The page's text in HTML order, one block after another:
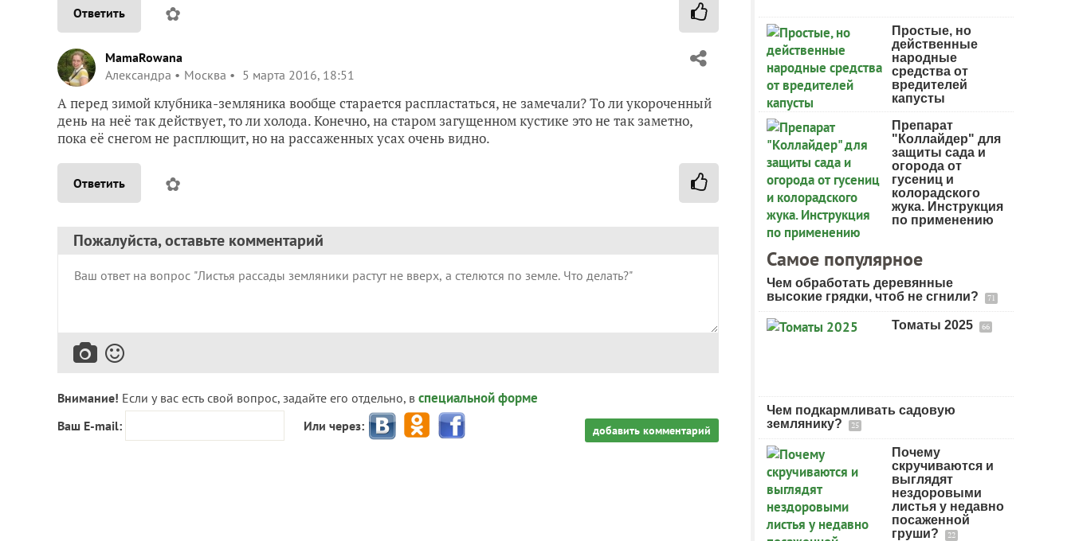
Ответить ✿
MamaRowana
Александра
Москва 5 марта 2016, 18:51
А перед зимой клубника-земляника вообще старается распластаться, не замечали? То ли укороченный
день на неё так действует, то ли холода. Конечно, на старом загущенном кустике это не так заметно,
пока её снегом не расплющит, но на рассаженных усах очень видно.
Ответить ✿
Пожалуйста, оставьте комментарий
Внимание! Если у вас есть свой вопрос, задайте его отдельно, в специальной форме
Ваш E-mail: Или через: добавить комментарий
Простые, но
действенные
народные
средства от
вредителей
капусты
Препарат
"Коллайдер" для
защиты сада и
огорода от
гусениц и
колорадского
жука. Инструкция
по применению
Самое популярное
Чем обработать деревянные
высокие грядки, чтоб не сгнили?
71
Томаты 2025 66
Чем подкармливать садовую
землянику?
25
Почему
скручиваются и
выглядят
нездоровыми
листья у недавно
посаженной
груши?
22